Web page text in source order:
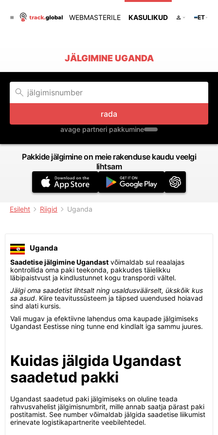
WEBMASTERILE KASULIKUD ET
JÄLGIMINE UGANDA
rada
avage partneri pakkumine
Pakkide jälgimine on meie rakenduse kaudu veelgi
lihtsam
Esileht Riigid Uganda
Uganda
Saadetise jälgimine Ugandast võimaldab sul reaalajas
kontrollida oma paki teekonda, pakkudes täielikku
läbipaistvust ja kindlustunnet kogu transpordi vältel.
Jälgi oma saadetist lihtsalt ning usaldusväärselt, ükskõik kus
sa asud. Kiire teavitussüsteem ja täpsed uuendused hoiavad
sind alati kursis.
Vali mugav ja efektiivne lahendus oma kaupade jälgimiseks
Ugandast Eestisse ning tunne end kindlalt iga sammu juures.
Kuidas jälgida Ugandast
saadetud pakki
Ugandast saadetud paki jälgimiseks on oluline teada
rahvusvahelist jälgimisnumbrit, mille annab saatja pärast paki
postitamist. See number võimaldab jälgida saadetise liikumist
erinevate logistikapartnerite veebilehtedel.